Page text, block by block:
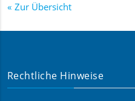
Zur Übersicht
Rechtliche Hinweise